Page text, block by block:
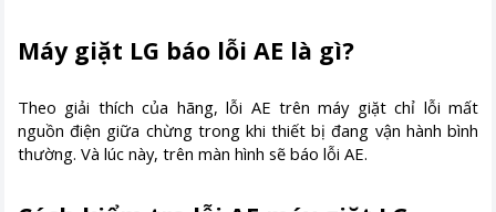
Máy giặt LG báo lỗi AE là gì?
Theo giải thích của hãng, lỗi AE trên máy giặt chỉ lỗi mất
nguồn điện giữa chừng trong khi thiết bị đang vận hành bình
thường. Và lúc này, trên màn hình sẽ báo lỗi AE.